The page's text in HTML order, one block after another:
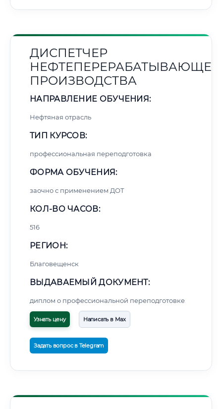
ДИСПЕТЧЕР
ПРОИЗВОДСТВА
НАПРАВЛЕНИЕ ОБУЧЕНИЯ:
Нефтяная отрасль
ТИП КУРСОВ:
профессиональная переподготовка
ФОРМА ОБУЧЕНИЯ:
заочно с применением ДОТ
КОЛ-ВО ЧАСОВ:
516
РЕГИОН:
Благовещенск
ВЫДАВАЕМЫЙ ДОКУМЕНТ:
диплом о профессиональной переподготовке
Узнать цену Написать в Max
Задать вопрос в Telegram